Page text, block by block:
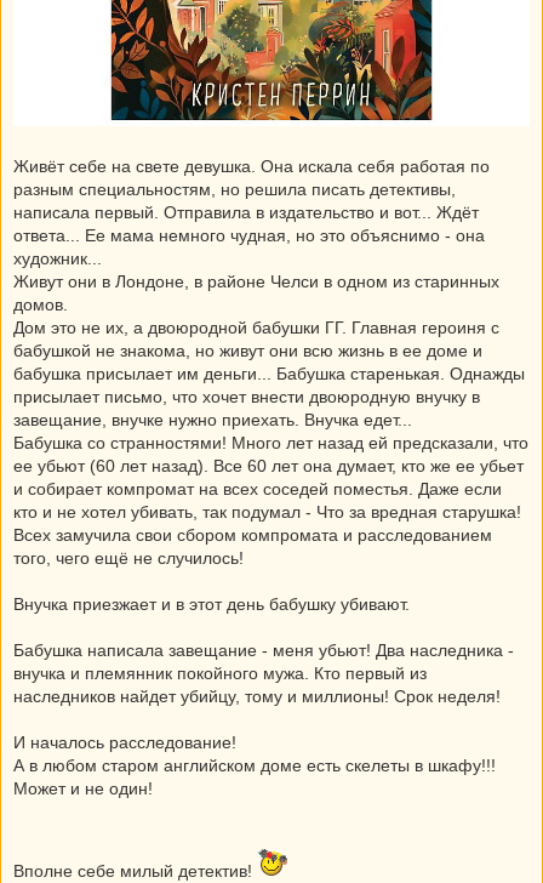
Живёт себе на свете девушка. Она искала себя работая по
разным специальностям, но решила писать детективы,
написала первый. Отправила в издательство и вот... Ждёт
ответа... Ее мама немного чудная, но это объяснимо - она
художник...
Живут они в Лондоне, в районе Челси в одном из старинных
домов.
Дом это не их, а двоюродной бабушки ГГ. Главная героиня с
бабушкой не знакома, но живут они всю жизнь в ее доме и
бабушка присылает им деньги... Бабушка старенькая. Однажды
присылает письмо, что хочет внести двоюродную внучку в
завещание, внучке нужно приехать. Внучка едет...
Бабушка со странностями! Много лет назад ей предсказали, что
ее убьют (60 лет назад). Все 60 лет она думает, кто же ее убьет
и собирает компромат на всех соседей поместья. Даже если
кто и не хотел убивать, так подумал - Что за вредная старушка!
Всех замучила свои сбором компромата и расследованием
того, чего ещё не случилось!
Внучка приезжает и в этот день бабушку убивают.
Бабушка написала завещание - меня убьют! Два наследника -
внучка и племянник покойного мужа. Кто первый из
наследников найдет убийцу, тому и миллионы! Срок неделя!
И началось расследование!
А в любом старом английском доме есть скелеты в шкафу!!!
Может и не один!
Вполне себе милый детектив!